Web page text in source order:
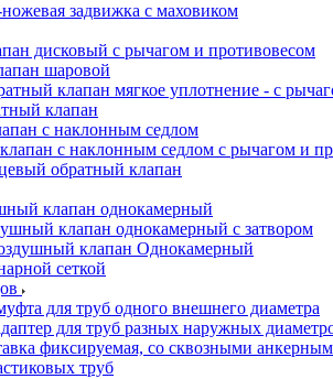
задвижка с маховиком
дисковый с рычагом и противовесом
шаровой
клапан мягкое уплотнение - с
клапан
с наклонным седлом
с наклонным седлом с рычагом и
обратный клапан
клапан однокамерный
клапан однокамерный с затвором
клапан Однокамерный
сеткой
для труб одного внешнего диаметра
для труб разных наружных
фиксируемая, со сквозными
труб